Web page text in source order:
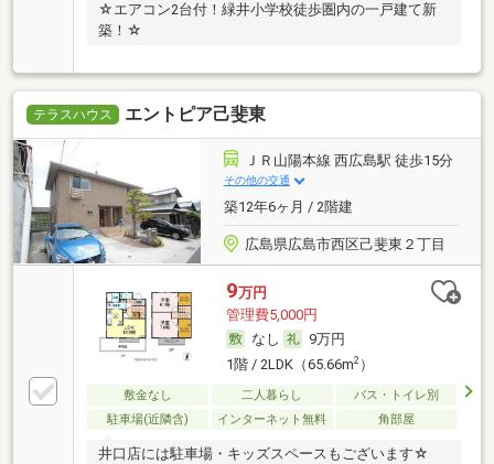
☆エアコン2台付！緑井小学校徒歩圏内の一戸建て新
築！☆
テラスハウス エントピア己斐東
ＪＲ山陽本線 西広島駅 徒歩15分
その他の交通
築12年6ヶ月 / 2階建
広島県広島市西区己斐東２丁目
9万円
管理費5,000円
なし
9万円
1階 / 2LDK（65.66m2）
敷金なし 二人暮らし
バス・トイレ別
駐車場(近隣含)
インターネット無料 角部屋
井口店には駐車場・キッズスペースもございます☆